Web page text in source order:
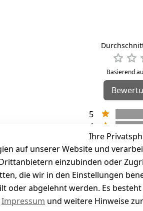
Basierend
5
4
3
2
1
Artikel abgegeben
Ihre
auf unserer Website und
einzubinden oder
die wir in den Einstellungen
oder abgelehnt werden. Es
Impressum und weitere Hinweise